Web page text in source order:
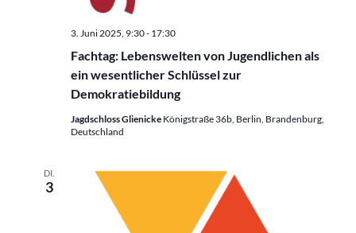
Fachtag: Lebenswelten von Jugendlichen als
ein wesentlicher Schlüssel zur
Demokratiebildung
3. Juni 2025, 9:30- 17:30
Jagdschloss Glienicke Königstraße 36b, Berlin, Brandenburg,
Deutschland
DI.
3